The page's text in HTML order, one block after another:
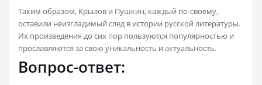
Таким образом, Крылов и Пушкин, каждый по-своему,
оставили неизгладимый след в истории русской литературы.
Их произведения до сих пор пользуются популярностью и
прославляются за свою уникальность и актуальность.
Вопрос-ответ: